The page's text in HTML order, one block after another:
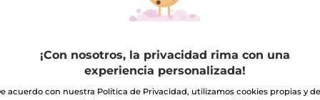
¡Con nosotros, la privacidad rima con una
experiencia personalizada!
acuerdo con nuestra Política de Privacidad, utilizamos cookies propias y de